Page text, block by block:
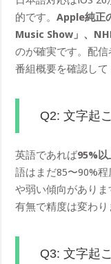
的です。Apple純正
Music Show」、
のが確実です。配
番組概要を確認して
Q2: 文字起
英語であれば95%
語はまだ85〜90%
や弱い傾向があり
有無で精度は変わり
Q3: 文字起